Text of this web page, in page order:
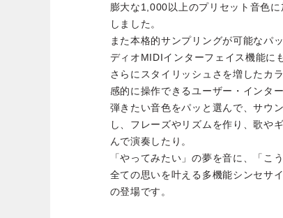
膨大な1,000以上のプリセット音色
しました。
また本格的サンプリングが可能なパ
ディオMIDIインターフェイス機能に
さらにスタイリッシュさを増したカ
感的に操作できるユーザー・インタ
弾きたい音色をパッと選んで、サウ
し、フレーズやリズムを作り、歌や
んで演奏したり。
「やってみたい」の夢を音に、「こ
全ての思いを叶える多機能シンセサ
の登場です。